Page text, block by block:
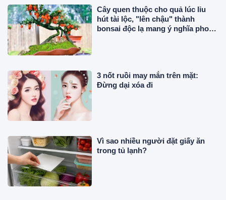
Cây quen thuộc cho quả lúc lỉu
hút tài lộc, "lên chậu" thành
bonsai độc lạ mang ý nghĩa phong
3 nốt ruồi may mắn trên mặt:
Đừng dại xóa đi
Vì sao nhiều người đặt giấy ăn
trong tủ lạnh?